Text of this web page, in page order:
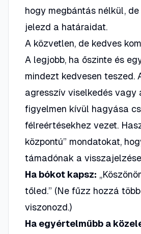
hogy megbántás nélkül,
jelezd a határaidat.
A közvetlen, de kedves
A legjobb, ha őszinte és
mindezt kedvesen teszed.
agresszív viselkedés vagy
figyelmen kívül hagyása
félreértésekhez vezet.
központú” mondatokat,
támadónak a
Ha bókot kapsz:
tőled.” (Ne fűzz hozzá
viszonozd.)
Ha egyértelműbb a